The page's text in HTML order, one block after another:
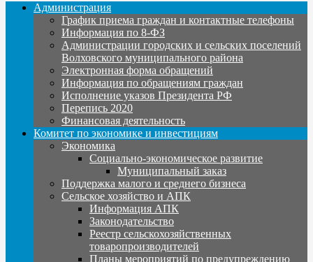
Администрация
График приема граждан и контактные телефоны
Информация по 8-ФЗ
Администрации городских и сельских поселений
Волховского муниципального района
Электронная форма обращений
Информация по обращениям граждан
Исполнение указов Президента РФ
Перепись 2020
Финансовая деятельность
Комитет по экономике и инвестициям
Экономика
Социально-экономическое развитие
Муниципальный заказ
Поддержка малого и среднего бизнеса
Сельское хозяйство и АПК
Информация АПК
Законодательство
Реестр сельскохозяйственных
товаропроизводителей
Планы мероприятий по предупреждению